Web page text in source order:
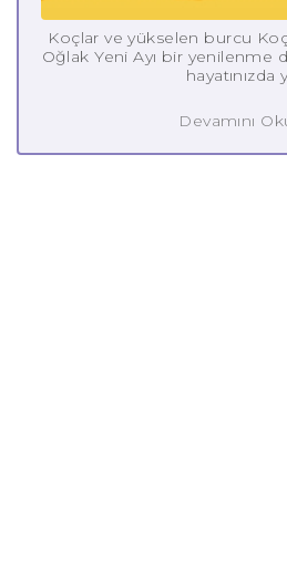
Koçlar ve yükselen burcu
Oğlak Yeni Ayı bir yenilenme
hayatınızda
Devamını